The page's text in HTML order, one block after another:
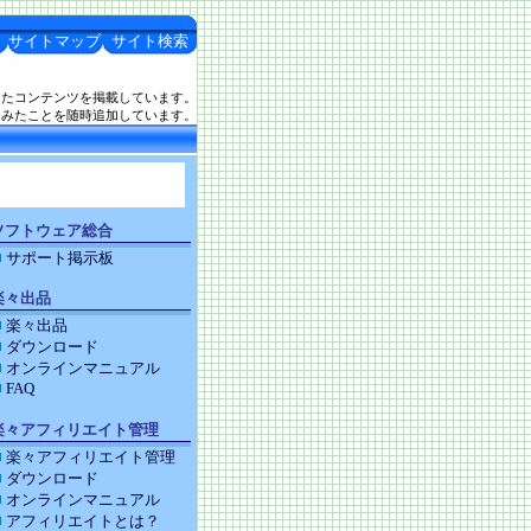
サイトマップ サイト検索
コンテンツを掲載しています。
たことを随時追加しています。
フトウェア総合
サポート掲示板
々出品
楽々出品
ダウンロード
オンラインマニュアル
FAQ
々アフィリエイト管理
楽々アフィリエイト管理
ダウンロード
オンラインマニュアル
アフィリエイトとは？